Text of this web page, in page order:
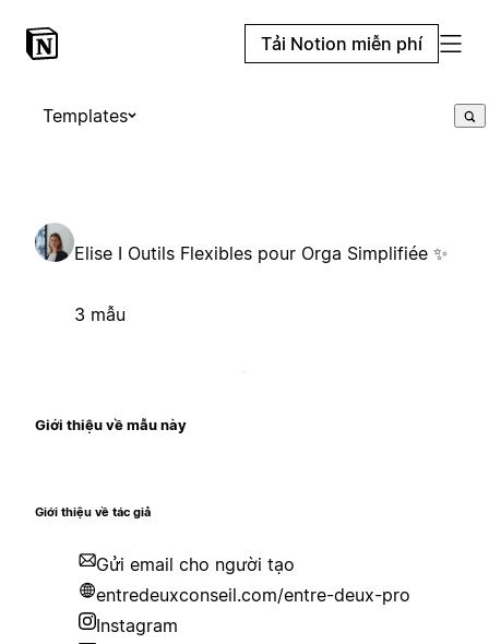
Tải Notion miễn phí
Templates
Elise I Outils Flexibles pour Orga Simplifiée ✨
3 mẫu
Giới thiệu về mẫu này
Giới thiệu về tác giả
Gửi email cho người tạo
entredeuxconseil.com/entre-deux-pro
Instagram